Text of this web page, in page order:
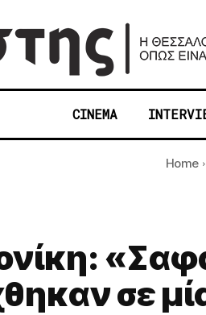
CINEMA
Home
σε